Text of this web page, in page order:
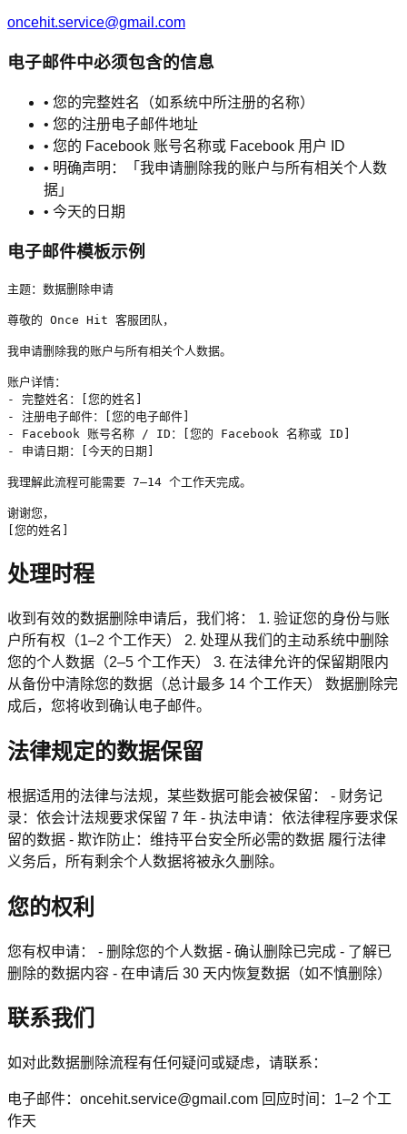
oncehit.service@gmail.com
电子邮件中必须包含的信息
• 您的完整姓名（如系统中所注册的名称）
• 您的注册电子邮件地址
• 您的 Facebook 账号名称或 Facebook 用户 ID
• 明确声明：「我申请删除我的账户与所有相关个人数
据」
• 今天的日期
电子邮件模板示例
主题：数据删除申请
尊敬的 Once Hit 客服团队，
我申请删除我的账户与所有相关个人数据。
账户详情：
- 完整姓名：[您的姓名]
- 注册电子邮件：[您的电子邮件]
- Facebook 账号名称 / ID：[您的 Facebook 名称或 ID]
- 申请日期：[今天的日期]
我理解此流程可能需要 7–14 个工作天完成。
谢谢您，
[您的姓名]
处理时程
收到有效的数据删除申请后，我们将： 1. 验证您的身份与账
户所有权（1–2 个工作天） 2. 处理从我们的主动系统中删除
您的个人数据（2–5 个工作天） 3. 在法律允许的保留期限内
从备份中清除您的数据（总计最多 14 个工作天） 数据删除完
成后，您将收到确认电子邮件。
法律规定的数据保留
根据适用的法律与法规，某些数据可能会被保留： - 财务记
录：依会计法规要求保留 7 年 - 执法申请：依法律程序要求保
留的数据 - 欺诈防止：维持平台安全所必需的数据 履行法律
义务后，所有剩余个人数据将被永久删除。
您的权利
您有权申请： - 删除您的个人数据 - 确认删除已完成 - 了解已
删除的数据内容 - 在申请后 30 天内恢复数据（如不慎删除）
联系我们
如对此数据删除流程有任何疑问或疑虑，请联系：
电子邮件： oncehit.service@gmail.com 回应时间：1–2 个工
作天